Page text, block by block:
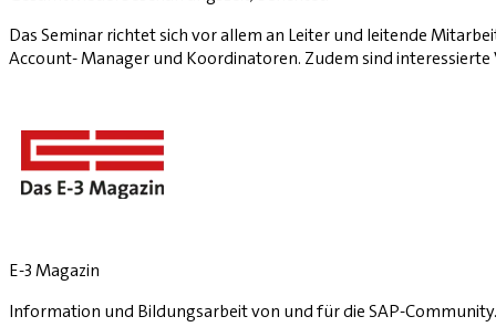
Das Seminar richtet sich vor allem an Leiter und leitende
Account- Manager und Koordinatoren. Zudem sind
E-3 Magazin
Information und Bildungsarbeit von und für die SAP-Community.